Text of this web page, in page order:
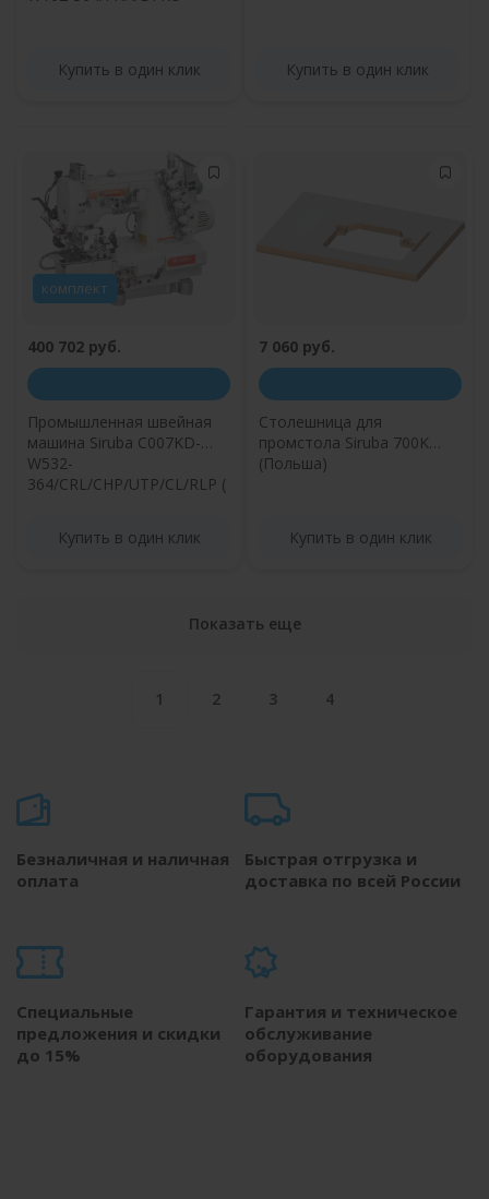
Купить в один клик Купить в один клик
комплект
400 702 руб.
Промышленная швейная
машина Siruba C007KD-
W532-
364/CRL/CHP/UTP/CL/RLP (
Купить в один клик
7 060 руб.
Столешница для
промстола Siruba 700K
(Польша)
Купить в один клик
Показать еще
1 2 3 4
Безналичная и наличная
оплата
Быстрая отгрузка и
доставка по всей России
Специальные
предложения и скидки
до 15%
Гарантия и техническое
обслуживание
оборудования